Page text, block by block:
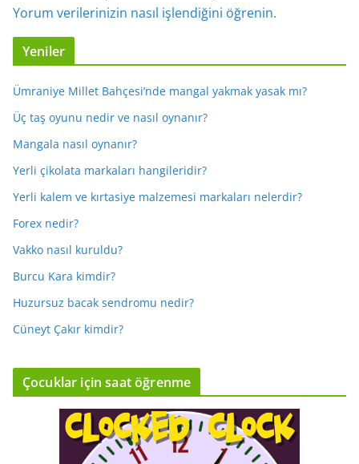
Yorum verilerinizin nasıl işlendiğini öğrenin.
Yeniler
Ümraniye Millet Bahçesi’nde mangal yakmak yasak mı?
Üç taş oyunu nedir ve nasıl oynanır?
Mangala nasıl oynanır?
Yerli çikolata markaları hangileridir?
Yerli kalem ve kırtasiye malzemesi markaları nelerdir?
Forex nedir?
Vakko nasıl kuruldu?
Burcu Kara kimdir?
Huzursuz bacak sendromu nedir?
Cüneyt Çakır kimdir?
Çocuklar için saat öğrenme